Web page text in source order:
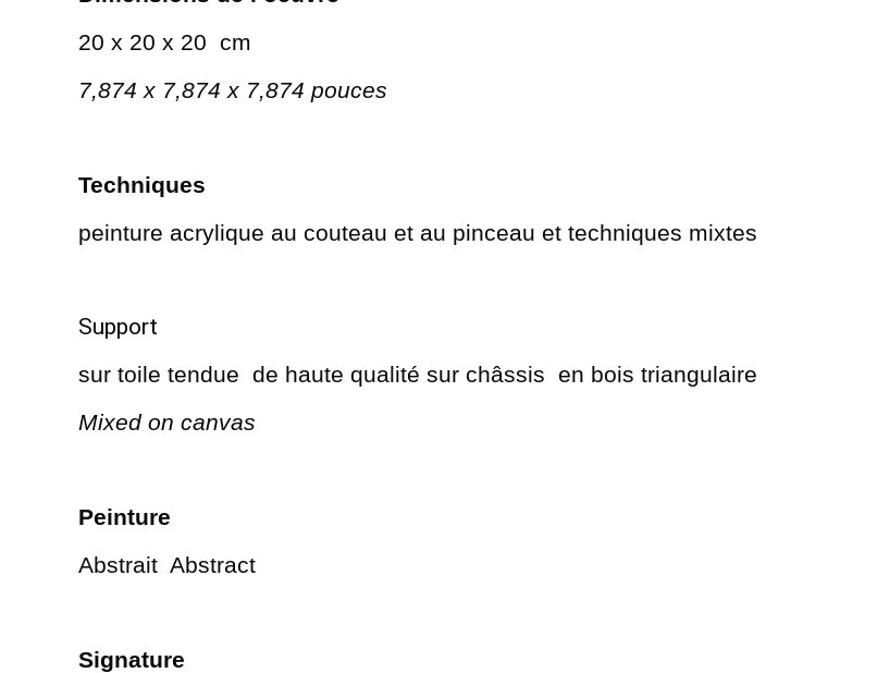
20 x 20 x 20 cm
7,874 x 7,874 x 7,874 pouces
Techniques
peinture acrylique au couteau et au pinceau et techniques mixtes
Support
sur toile tendue de haute qualité sur châssis en bois triangulaire
Mixed on canvas
Peinture
Abstrait Abstract
Signature